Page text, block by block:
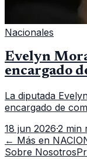
Nacionales
Evelyn
encargado
La diputada
encargado de
capacitación en la
18 jun 2026·2 min
← Más en
Sobre Nosotros